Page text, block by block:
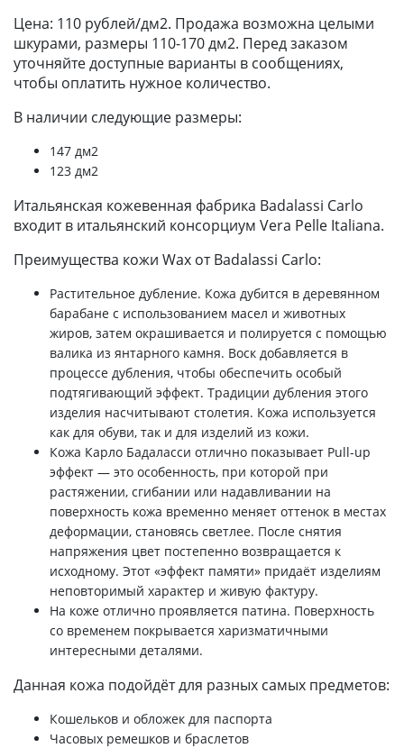
Цена: 110 рублей/дм2. Продажа возможна целыми
шкурами, размеры 110-170 дм2. Перед заказом
уточняйте доступные варианты в сообщениях,
чтобы оплатить нужное количество.
В наличии следующие размеры:
147 дм2
123 дм2
Итальянская кожевенная фабрика Badalassi Carlo
входит в итальянский консорциум Vera Pelle Italiana.
Преимущества кожи Wax от Badalassi Carlo:
Растительное дубление. Кожа дубится в деревянном
барабане с использованием масел и животных
жиров, затем окрашивается и полируется с помощью
валика из янтарного камня. Воск добавляется в
процессе дубления, чтобы обеспечить особый
подтягивающий эффект. Традиции дубления этого
изделия насчитывают столетия. Кожа используется
как для обуви, так и для изделий из кожи.
Кожа Карло Бадаласси отлично показывает Pull-up
эффект — это особенность, при которой при
растяжении, сгибании или надавливании на
поверхность кожа временно меняет оттенок в местах
деформации, становясь светлее. После снятия
напряжения цвет постепенно возвращается к
исходному. Этот «эффект памяти» придаёт изделиям
неповторимый характер и живую фактуру.
На коже отлично проявляется патина. Поверхность
со временем покрывается харизматичными
интересными деталями.
Данная кожа подойдёт для разных самых предметов:
Кошельков и обложек для паспорта
Часовых ремешков и браслетов